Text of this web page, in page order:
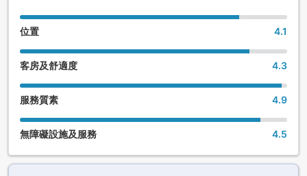
位置 4.1
客房及舒適度 4.3
服務質素 4.9
無障礙設施及服務 4.5